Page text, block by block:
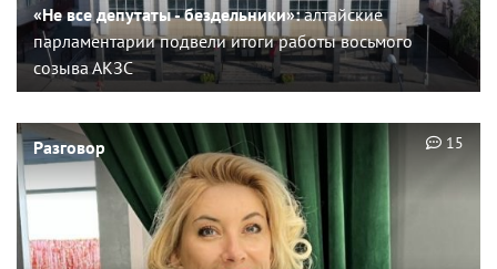
«Не все депутаты - бездельники»:алтайские
парламентарии подвели итоги работы восьмого
созыва АКЗС
Разговор 15